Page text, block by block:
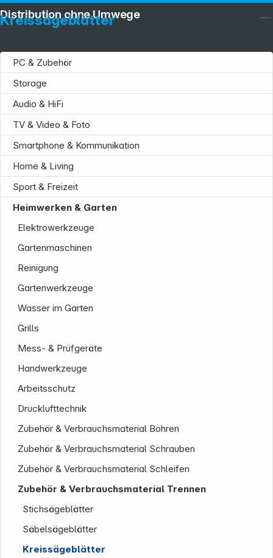
Kreissägeblätter
PC & Zubehör
Storage
Audio & HiFi
TV & Video & Foto
Smartphone & Kommunikation
Home & Living
Sport & Freizeit
Heimwerken & Garten
Elektrowerkzeuge
Gartenmaschinen
Reinigung
Gartenwerkzeuge
Wasser im Garten
Grills
Mess- & Prüfgeräte
Handwerkzeuge
Arbeitsschutz
Drucklufttechnik
Zubehör & Verbrauchsmaterial Bohren
Zubehör & Verbrauchsmaterial Schrauben
Zubehör & Verbrauchsmaterial Schleifen
Zubehör & Verbrauchsmaterial Trennen
Stichsägeblätter
Säbelsägeblätter
Kreissägeblätter
Distribution ohne Umwege
Service